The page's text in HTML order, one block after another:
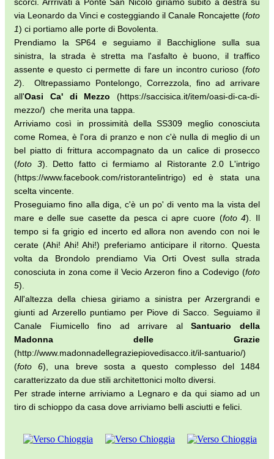
scorci. Arrrivati a Ponte San Nicolò giriamo subito a destra su
via Leonardo da Vinci e costeggiando il Canale Roncajette (foto
1) ci portiamo alle porte di Bovolenta.
Prendiamo la SP64 e seguiamo il Bacchiglione sulla sua
sinistra, la strada è stretta ma l'asfalto è buono, il traffico
assente e questo ci permette di fare un incontro curioso (foto
2). Oltrepassiamo Pontelongo, Correzzola, fino ad arrivare
all'Oasi Ca' di Mezzo (https://saccisica.it/item/oasi-di-ca-di-
mezzo/) che merita una tappa.
Arriviamo così in prossimità della SS309 meglio conosciuta
come Romea, è l'ora di pranzo e non c'è nulla di meglio di un
bel piatto di frittura accompagnato da un calice di prosecco
(foto 3). Detto fatto ci fermiamo al Ristorante 2.0 L'intrigo
(https://www.facebook.com/ristorantelintrigo) ed è stata una
scelta vincente.
Proseguiamo fino alla diga, c'è un po' di vento ma la vista del
mare e delle sue casette da pesca ci apre cuore (foto 4). Il
tempo si fa grigio ed incerto ed allora non avendo con noi le
cerate (Ahi! Ahi! Ahi!) preferiamo anticipare il ritorno. Questa
volta da Brondolo prendiamo Via Orti Ovest sulla strada
conosciuta in zona come il Vecio Arzeron fino a Codevigo (foto
5).
All'altezza della chiesa giriamo a sinistra per Arzergrandi e
giunti ad Arzerello puntiamo per Piove di Sacco. Seguiamo il
Canale Fiumicello fino ad arrivare alSantuario della
Madonna delle Grazie
(http://www.madonnadellegraziepiovedisacco.it/il-santuario/)
(foto 6), una breve sosta a questo complesso del 1484
caratterizzato da due stili architettonici molto diversi.
Per strade interne arriviamo a Legnaro e da qui siamo ad un
tiro di schioppo da casa dove arriviamo belli asciutti e felici.